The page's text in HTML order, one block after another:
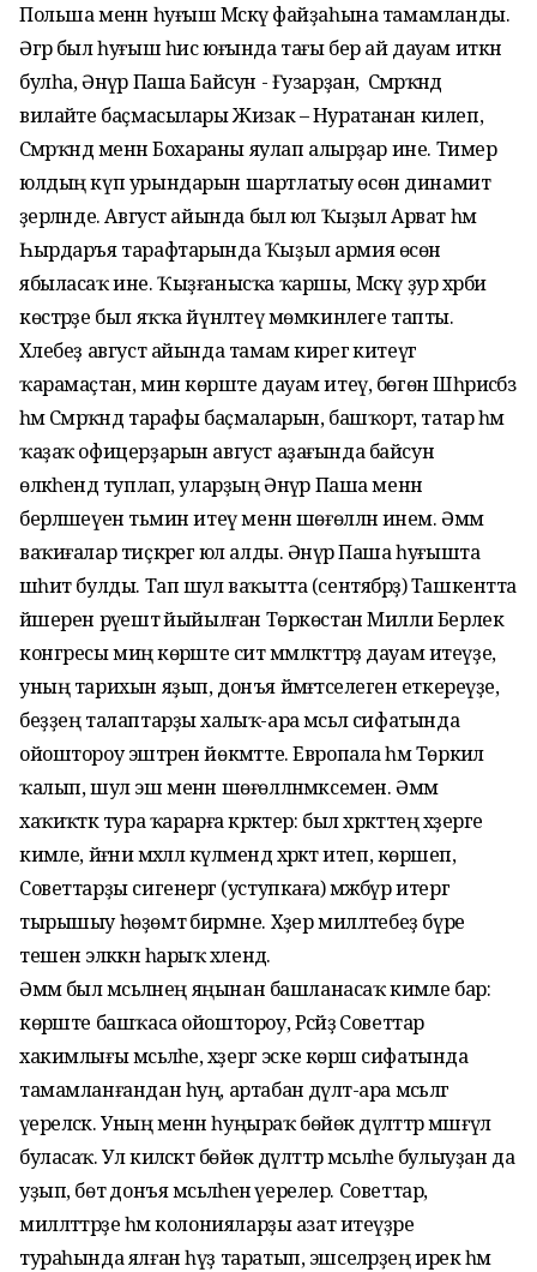
Польша менән һуғыш Мәскәү файҙаһына тамамланды.
Әгәр был һуғыш һис юғында тағы бер ай дауам иткән
булһа, Әнүәр Паша Байсун - Ғузарҙан, ә Сәмәрҡәнд
вилайәте баҫмасылары Жизак – Нуратанан килеп,
Сәмәрҡәнд менән Бохараны яулап алырҙар ине. Тимер
юлдың күп урындарын шартлатыу өсөн динамит
әҙерләнде. Август айында был юл Ҡыҙыл Арват һәм
Һырдаръя тарафтарында Ҡыҙыл армия өсөн
ябыласаҡ ине. Ҡыҙғанысҡа ҡаршы, Мәскәү ҙур хәрби
көстәрҙе был яҡҡа йүнәлтеү мөмкинлеге тапты.
Хәлебеҙ август айында тамам кирегә китеүгә
ҡарамаҫтан, мин көрәште дауам итеү, бөгөн Шәһрисәбз
һәм Сәмәрҡәнд тарафы баҫмаларын, башҡорт, татар һәм
ҡаҙаҡ офицерҙарын август аҙағында байсун
өлкәһендә туплап, уларҙың Әнүәр Паша менән
берләшеүен тәьмин итеү менән шөғөлләнә инем. Әммә
ваҡиғалар тиҫкәрегә юл алды. Әнүәр Паша һуғышта
шәһит булды. Тап шул ваҡытта (сентябрҙә) Ташкентта
йәшерен рәүештә йыйылған Төркөстан Милли Берлек
конгресы миңә көрәште сит мәмләкәттәрҙә дауам итеүҙе,
уның тарихын яҙып, донъя йәмәғәтселегенә еткереүҙе,
беҙҙең талаптарҙы халыҡ-ара мәсьәлә сифатында
ойоштороу эштәрен йөкмәтте. Европала һәм Төркиәлә
ҡалып, шул эш менән шөғөлләнмәксемен. Әммә
хаҡиҡәткә тура ҡарарға кәрәктер: был хәрәкәттең хәҙерге
кимәле, йәғни мәхәллә күләмендә хәрәкәт итеп, көрәшеп,
Советтарҙы сигенергә (уступкаға) мәжбүр итергә
тырышыу һөҙөмтә бирмәне. Хәҙер милләтебеҙ бүре
тешенә эләккән һарыҡ хәлендә.
Әммә был мәсьәләнең яңынан башланасаҡ кимәле бар:
көрәште башҡаса ойоштороу, Рәсәйҙә Советтар
хакимлығы мәсьәләһе, хәҙергә эске көрәш сифатында
тамамланғандан һуң, артабан дәүләт-ара мәсьәләгә
әүереләсәк. Уның менән һуңыраҡ бөйөк дәүләттәр мәшғүл
буласаҡ. Ул киләсәктә бөйөк дәүләттәр мәсьәләһе булыуҙан да
уҙып, бөтә донъя мәсьәләһенә әүерелер. Советтар,
милләттәрҙе һәм колонияларҙы азат итеүҙәре
тураһында ялған һүҙ таратып, эшселәрҙең ирек һәм